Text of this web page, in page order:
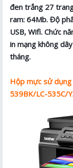
đen trắng 27
ram: 64Mb. Độ
USB, Wifi. Chức
in mạng không
tháng.
Hộp mực sử dụng
539BK/LC-535C/